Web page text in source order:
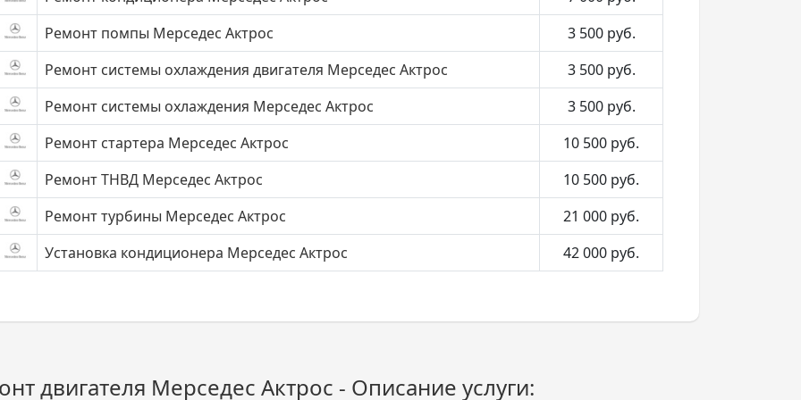
Ремонт помпы Мерседес Актрос
3 500 руб.
Ремонт системы охлаждения двигателя Мерседес Актрос
3 500 руб.
Ремонт системы охлаждения Мерседес Актрос
3 500 руб.
Ремонт стартера Мерседес Актрос
10 500 руб.
Ремонт ТНВД Мерседес Актрос
10 500 руб.
Ремонт турбины Мерседес Актрос
21 000 руб.
Установка кондиционера Мерседес Актрос
42 000 руб.
двигателя Мерседес Актрос - Описание услуги: